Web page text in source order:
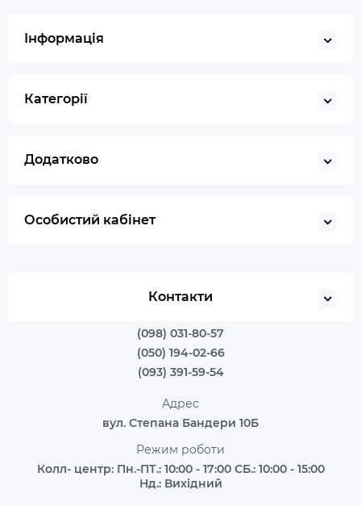
Інформація
Категорії
Додатково
Особистий кабінет
Контакти
(098) 031-80-57
(050) 194-02-66
(093) 391-59-54
Адрес
вул. Степана Бандери 10Б
Режим роботи
Колл- центр: Пн.-ПТ.: 10:00 - 17:00 СБ.: 10:00 - 15:00
Нд.: Вихідний